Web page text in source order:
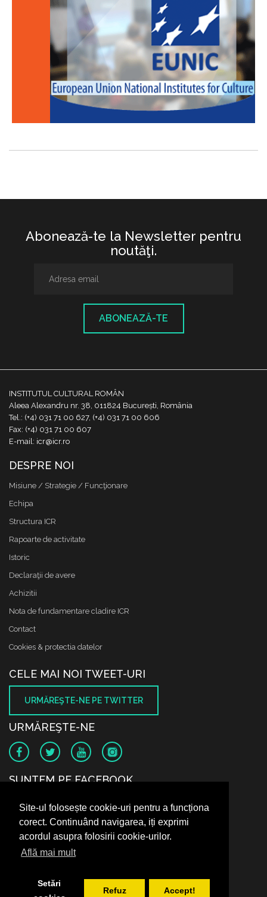
Site-ul folosește cookie-uri pentru a funcționa
corect. Continuând navigarea, iți exprimi
acordul asupra folosirii cookie-urilor.
Află mai mult
Setări
Refuz Accept!
Abonează-te la Newsletter pentru
noutăţi.
ABONEAZĂ-TE
INSTITUTUL CULTURAL ROMÂN
Aleea Alexandru nr. 38, 011824 București, România
Tel.: (+4) 031 71 00 627, (+4) 031 71 00 606
Fax: (+4) 031 71 00 607
E-mail: icr@icr.ro
DESPRE NOI
Misiune / Strategie / Funcţionare
Echipa
Structura ICR
Rapoarte de activitate
Istoric
Declaraţii de avere
Achizitii
Nota de fundamentare cladire ICR
Contact
Cookies & protectia datelor
CELE MAI NOI TWEET-URI
URMĂREŞTE-NE PE TWITTER
URMĂREŞTE-NE
SUNTEM PE FACEBOOK